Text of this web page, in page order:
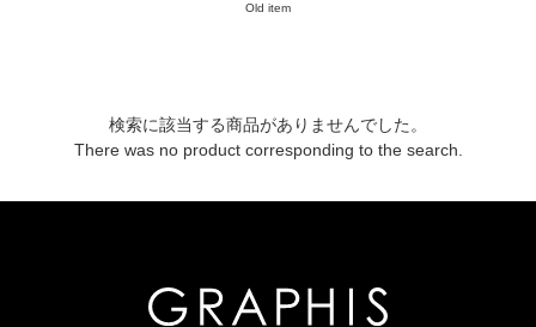
Old item
検索に該当する商品がありませんでした。
There was no product corresponding to the search.